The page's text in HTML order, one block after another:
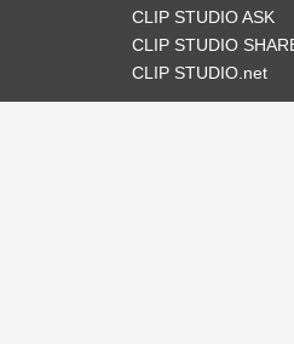
CLIP STUDIO ASK
CLIP STUDIO
CLIP STUDIO.net